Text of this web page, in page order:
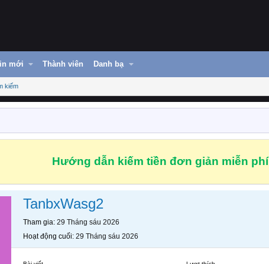
mới Thành viên Danh bạ
kiếm
Hướng dẫn kiếm tiền đơn giản miễn phí
TanbxWasg2
Tham gia 29 Tháng sáu 2026
Hoạt động cuối 29 Tháng sáu 2026